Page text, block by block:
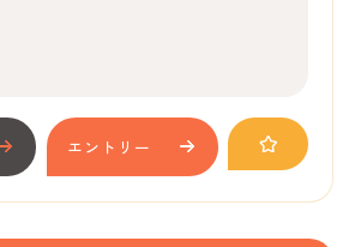
エントリー